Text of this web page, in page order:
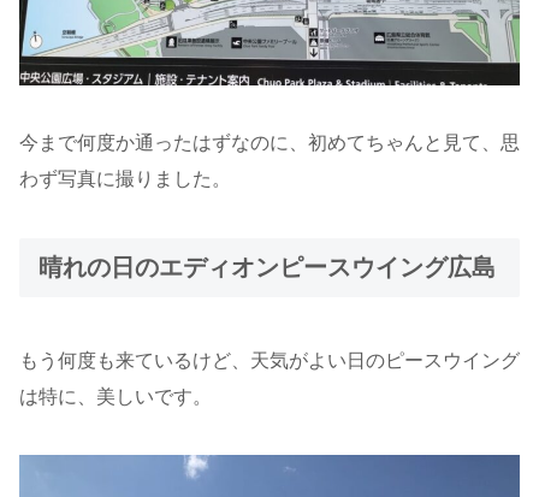
今まで何度か通ったはずなのに、初めてちゃんと見て、思
わず写真に撮りました。
晴れの日のエディオンピースウイング広島
もう何度も来ているけど、天気がよい日のピースウイング
は特に、美しいです。